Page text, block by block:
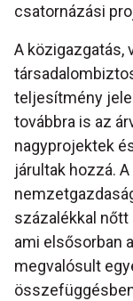
csatornázási
A közigazgatás,
teljesítmény
továbbra is az
nagyprojektek
járultak hozzá.
százalékkal nőtt
ami elsősorban
megvalósult